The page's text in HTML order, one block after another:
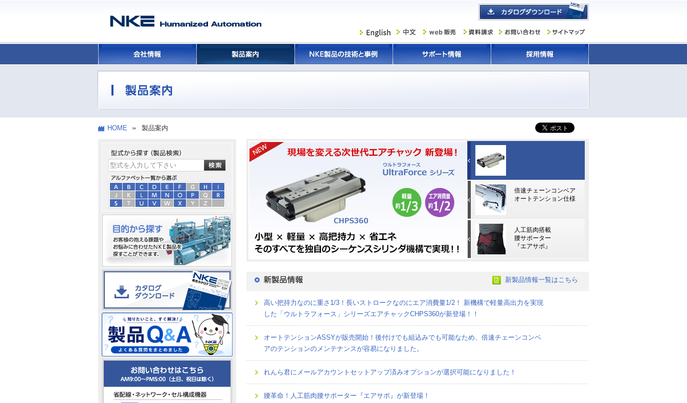
HOME 製品案内
ウルトラフォースシリーズ
エアチャック
【 CHPS360 】
倍速チェーンコンベア
オートテンション仕様
人工筋肉搭載
腰サポーター
『エアサポ』
新製品情報一覧はこちら
高い把持力なのに重さ1/3！長いストロークなのにエア消費量1/2！ 新機構で軽量高出力を実現
した「ウルトラフォース」シリーズエアチャックCHPS360が新登場！！
オートテンションASSYが販売開始！後付けでも組込みでも可能なため、倍速チェーンコンベ
アのテンションのメンテナンスが容易になりました。
れんら君にメールアカウントセットアップ済みオプションが選択可能になりました！
腰革命！人工筋肉腰サポーター『エアサポ』が新登場！